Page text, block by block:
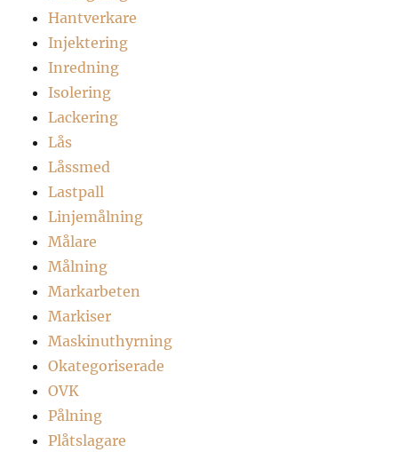
Hantverkare
Injektering
Inredning
Isolering
Lackering
Lås
Låssmed
Lastpall
Linjemålning
Målare
Målning
Markarbeten
Markiser
Maskinuthyrning
Okategoriserade
OVK
Pålning
Plåtslagare